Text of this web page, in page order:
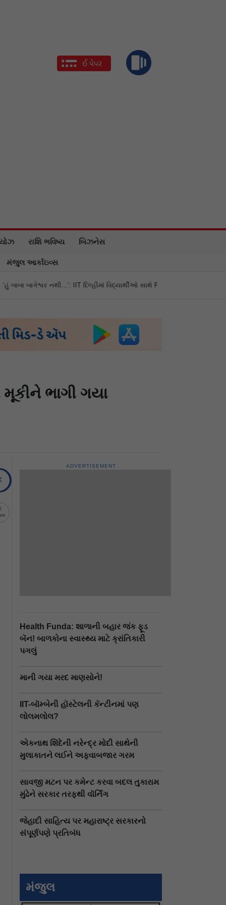
રાશિ ભવિષ્ય બિઝનેસ
મંજુલ આર્કાઇવ્સ
દિલ્હીમાં વિદ્યાર્થીઓ સાથે PM મોદીનો રમુજી સંવાદ
ભાગી ગયા
ADVERTISEMENT
Health Funda: શાળાની બહાર જંક ફૂડ
બૅન! બાળકોના સ્વાસ્થ્ય માટે ક્રાંતિકારી
પગલું
માની ગયા મરદ માણસોને!
IIT-બૉમ્બેની હૉસ્ટેલની કૅન્ટીનમાં પણ
લોલમલોલ?
એકનાથ શિંદેની નરેન્દ્ર મોદી સાથેની
મુલાકાતને લઈને અફવાબજાર ગરમ
સાવજી મટન પર કમેન્ટ કરવા બદલ તુકારામ
મુંઢેને સરકાર તરફથી વૉર્નિંગ
જેહાદી સાહિત્ય પર મહારાષ્ટ્ર સરકારનો
સંપૂર્ણપણે પ્રતિબંધ
મંજુલ